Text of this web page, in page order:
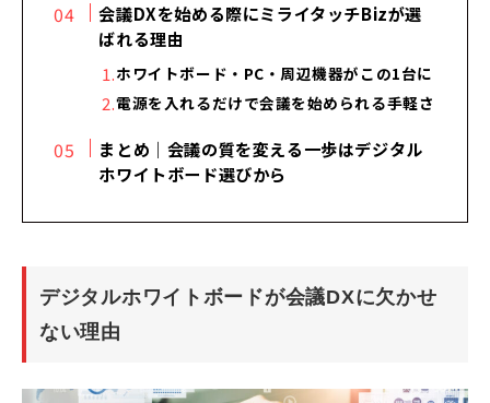
会議DXを始める際にミライタッチBizが選
ばれる理由
ホワイトボード・PC・周辺機器がこの1台に
電源を入れるだけで会議を始められる手軽さ
まとめ｜会議の質を変える一歩はデジタル
ホワイトボード選びから
デジタルホワイトボードが会議DXに欠かせ
ない理由